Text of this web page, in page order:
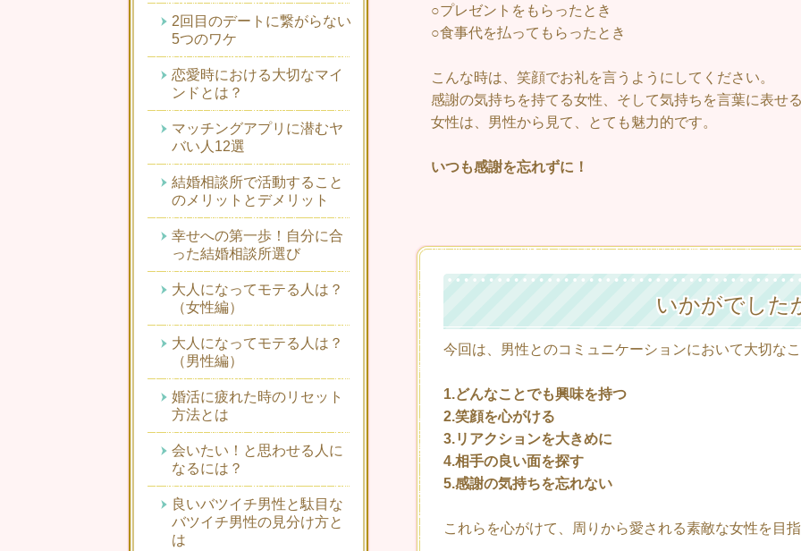
○プレゼントをもらったとき
○食事代を払ってもらったとき
こんな時は、笑顔でお礼を言うようにしてください。
感謝の気持ちを持てる女性、そして気持ちを言葉に表せ
女性は、男性から見て、とても魅力的です。
いつも感謝を忘れずに！
いかがでした
今回は、男性とのコミュニケーションにおいて大切な
1.どんなことでも興味を持つ
2.笑顔を心がける
3.リアクションを大きめに
4.相手の良い面を探す
5.感謝の気持ちを忘れない
これらを心がけて、周りから愛される素敵な女性を目
2回目のデートに繋がらない
5つのワケ
恋愛時における大切なマイ
ンドとは？
マッチングアプリに潜むヤ
バい人12選
結婚相談所で活動すること
のメリットとデメリット
幸せへの第一歩！自分に合
った結婚相談所選び
大人になってモテる人は？
（女性編）
大人になってモテる人は？
（男性編）
婚活に疲れた時のリセット
方法とは
会いたい！と思わせる人に
なるには？
良いバツイチ男性と駄目な
バツイチ男性の見分け方と
は